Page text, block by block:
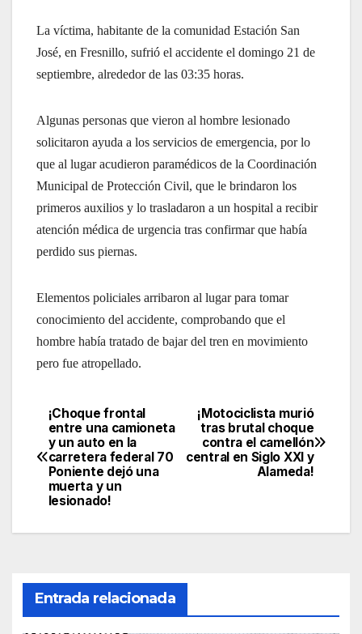
La víctima, habitante de la comunidad Estación San
José, en Fresnillo, sufrió el accidente el domingo 21 de
septiembre, alrededor de las 03:35 horas.
Algunas personas que vieron al hombre lesionado
solicitaron ayuda a los servicios de emergencia, por lo
que al lugar acudieron paramédicos de la Coordinación
Municipal de Protección Civil, que le brindaron los
primeros auxilios y lo trasladaron a un hospital a recibir
atención médica de urgencia tras confirmar que había
perdido sus piernas.
Elementos policiales arribaron al lugar para tomar
conocimiento del accidente, comprobando que el
hombre había tratado de bajar del tren en movimiento
pero fue atropellado.
Navegación
de
entradas
¡Motociclista murió
tras brutal choque
contra el camellón
central en Siglo XXI y
Alameda!
¡Choque frontal
entre una camioneta
y un auto en la
carretera federal 70
Poniente dejó una
muerta y un
lesionado!
Entrada relacionada